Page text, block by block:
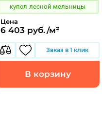
купол лесной мельницы
Цена
6 403 руб./м²
Заказ в 1 клик
В корзину